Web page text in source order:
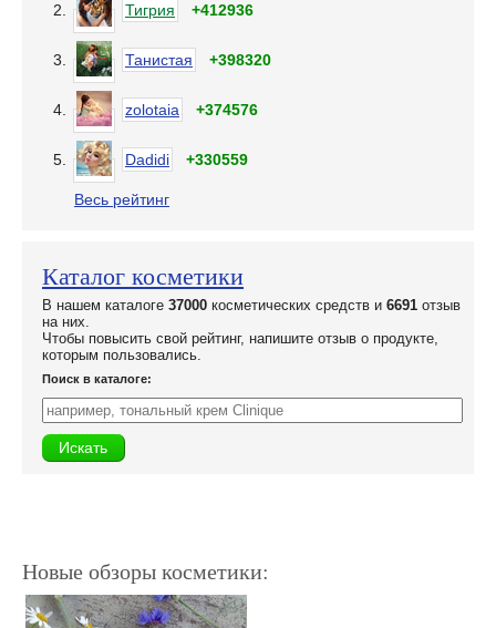
2. Тигрия +412936
3. Танистая +398320
4. zolotaia +374576
5. Dadidi +330559
Весь рейтинг
Каталог косметики
В нашем каталоге 37000 косметических средств и 6691 отзыв
на них.
Чтобы повысить свой рейтинг, напишите отзыв о продукте,
которым пользовались.
Поиск в каталоге:
Новые обзоры косметики: